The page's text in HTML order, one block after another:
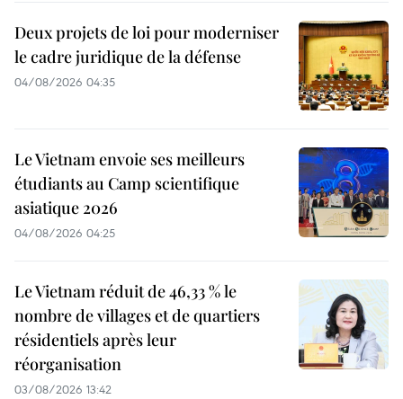
Deux projets de loi pour moderniser
le cadre juridique de la défense
04/08/2026 04:35
Le Vietnam envoie ses meilleurs
étudiants au Camp scientifique
asiatique 2026
04/08/2026 04:25
Le Vietnam réduit de 46,33 % le
nombre de villages et de quartiers
résidentiels après leur
réorganisation
03/08/2026 13:42